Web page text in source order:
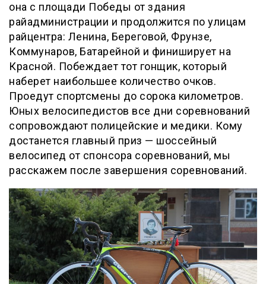
она с площади Победы от здания
райадминистрации и продолжится по улицам
райцентра: Ленина, Береговой, Фрунзе,
Коммунаров, Батарейной и финиширует на
Красной. Побеждает тот гонщик, который
наберет наибольшее количество очков.
Проедут спортсмены до сорока километров.
Юных велосипедистов все дни соревнований
сопровождают полицейские и медики. Кому
достанется главный приз — шоссейный
велосипед от спонсора соревнований, мы
расскажем после завершения соревнований.